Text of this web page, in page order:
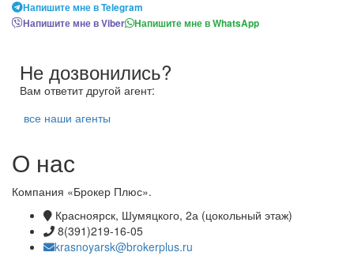
Напишите мне в Telegram
Напишите мне в Viber
Напишите мне в WhatsApp
Не дозвонились?
Вам ответит другой агент:
все наши агенты
О нас
Компания «Брокер Плюс».
Красноярск, Шумяцкого, 2а (цокольный этаж)
8(391)219-16-05
krasnoyarsk@brokerplus.ru